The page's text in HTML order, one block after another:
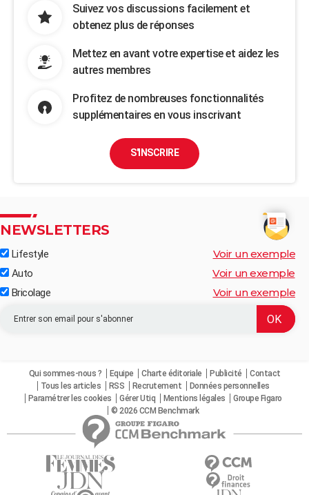
Suivez vos discussions facilement et
obtenez plus de réponses
Mettez en avant votre expertise et aidez les
autres membres
Profitez de nombreuses fonctionnalités
supplémentaires en vous inscrivant
S'INSCRIRE
NEWSLETTERS
Lifestyle Voir un exemple
Auto Voir un exemple
Bricolage Voir un exemple
Qui sommes-nous ? Equipe Charte éditoriale Publicité
Contact
Tous les articles
RSS Recrutement
Données personnelles
Paramétrer les cookies
Gérer Utiq Mentions légales
Groupe Figaro
© 2026 CCM Benchmark